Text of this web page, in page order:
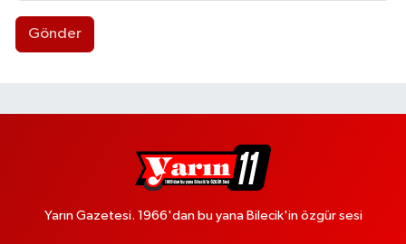
Gönder
Yarın Gazetesi. 1966'dan bu yana Bilecik'in özgür sesi